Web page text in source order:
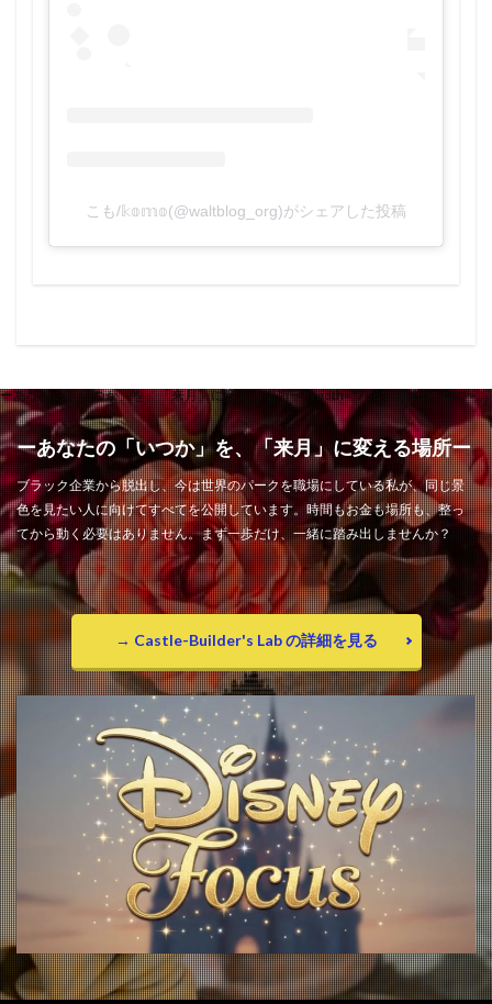
こも/𝕜𝕠𝕞𝕠(@waltblog_org)がシェアした投稿
ーあなたの「いつか」を、「来月」に変える場所ー" width="768" height="432" >
ーあなたの「いつか」を、「来月」に変える場所ー
ブラック企業から脱出し、今は世界のパークを職場にしている私が、同じ景
色を見たい人に向けてすべてを公開しています。時間もお金も場所も、整っ
てから動く必要はありません。まず一歩だけ、一緒に踏み出しませんか？
→ Castle-Builder's Lab の詳細を見る